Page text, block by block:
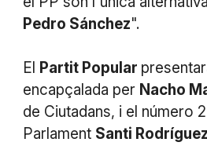
Pedro Sánchez".
El Partit Popular
encapçalada per Nacho
de Ciutadans, i el número
Parlament Santi Rodríguez